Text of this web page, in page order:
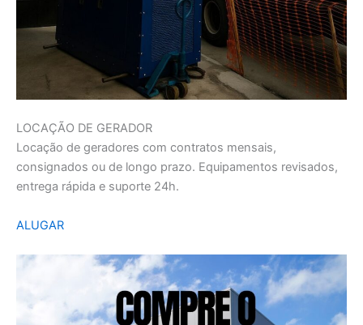
LOCAÇÃO DE GERADOR
Locação de geradores com contratos mensais,
consignados ou de longo prazo. Equipamentos revisados,
entrega rápida e suporte 24h.
ALUGAR